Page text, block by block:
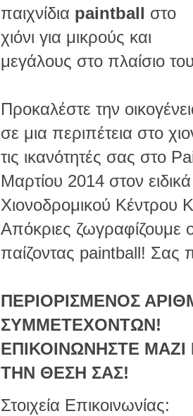
παιχνίδια paintball στο
χιόνι για μικρούς και
μεγάλους στο πλαίσιο
Προκαλέστε την
σε μια περιπέτεια στο
τις ικανότητές σας στο
Μαρτίου 2014 στον
Χιονοδρομικού Κέντρου
Απόκριες ζωγραφίζουμε
παίζοντας paintball! Σας
ΠΕΡΙΟΡΙΣΜΕΝΟΣ
ΣΥΜΜΕΤΕΧΟΝΤΩΝ!
ΕΠΙΚΟΙΝΩΝΗΣΤΕ
ΤΗΝ ΘΕΣΗ ΣΑΣ!
Στοιχεία Επικοινωνίας: